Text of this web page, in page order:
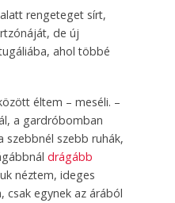
rengeteget sírt,
de új
ahol többé
éltem – meséli. –
a gardróbomban
szebbnél szebb ruhák,
drágább
néztem, ideges
egynek az árából